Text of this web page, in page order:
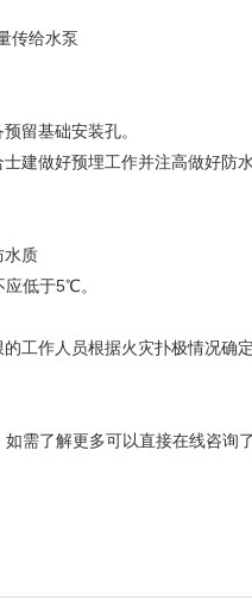
传给水泵
留基础安装孔。
建做好预埋工作并注高做好防
水质
低于5℃。
工作人员根据火灾扑极情况确定
需了解更多可以直接在线咨询了